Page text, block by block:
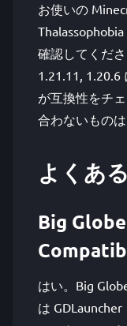
お使いの
確認してくだ
1.21.11, 1.20.6
が互換性をチ
合わないもの
よくあ
Big
はい。Big
は